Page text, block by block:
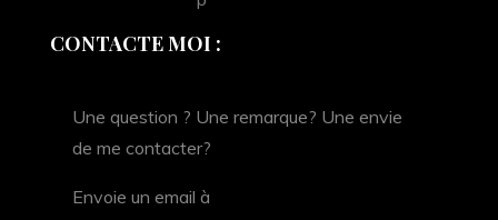
CONTACTE MOI :
Une question ? Une remarque? Une envie
de me contacter?
Envoie un email à